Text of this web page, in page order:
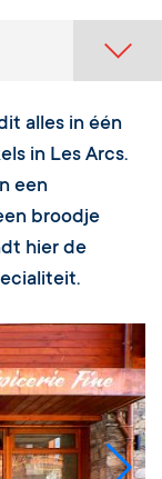
alles in één
in Les Arcs.
een
broodje
hier de